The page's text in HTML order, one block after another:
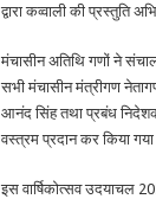
द्वारा कव्वाली की प्रस्तुति
मंचासीन अतिथि गणों ने
सभी मंचासीन मंत्रीगण
आनंद सिंह तथा प्रबंध
वस्त्रम प्रदान कर किया
इस वार्षिकोत्सव उदयाचल